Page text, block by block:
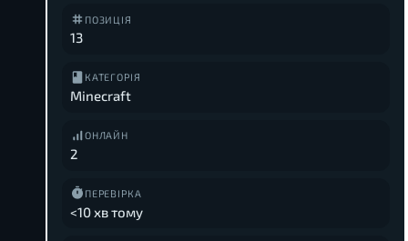
ПОЗИЦІЯ
13
КАТЕГОРІЯ
Minecraft
ОНЛАЙН
2
ПЕРЕВІРКА
<10 хв тому